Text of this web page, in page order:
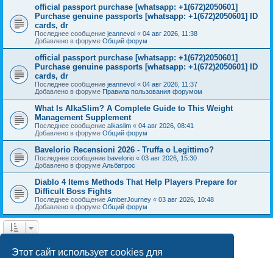
Этот сайт использует cookies для
official passport purchase [whatsapp: +1(672)2050601]
Purchase genuine passports [whatsapp: +1(672)2050601] ID
cards, dr
Последнее сообщение jeannevol « 04 авг 2026, 11:38
Добавлено в форуме Общий форум
official passport purchase [whatsapp: +1(672)2050601]
Purchase genuine passports [whatsapp: +1(672)2050601] ID
cards, dr
Последнее сообщение jeannevol « 04 авг 2026, 11:37
Добавлено в форуме Правила пользования форумом
What Is AlkaSlim? A Complete Guide to This Weight
Management Supplement
Последнее сообщение alkaslim « 04 авг 2026, 08:41
Добавлено в форуме Общий форум
Bavelorio Recensioni 2026 - Truffa o Legittimo?
Последнее сообщение bavelorio « 03 авг 2026, 15:30
Добавлено в форуме Альбатрос
Diablo 4 Items Methods That Help Players Prepare for
Difficult Boss Fights
Последнее сообщение AmberJourney « 03 авг 2026, 10:48
Добавлено в форуме Общий форум